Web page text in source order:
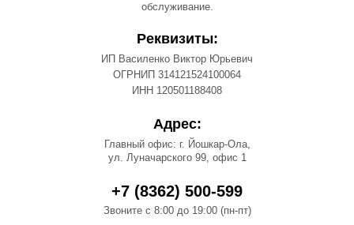
обслуживание.
Реквизиты:
ИП Василенко Виктор Юрьевич
ОГРНИП 314121524100064
ИНН 120501188408
Адрес:
Главный офис: г. Йошкар-Ола,
ул. Луначарского 99, офис 1
+7 (8362) 500-599
Звоните с 8:00 до 19:00 (пн-пт)